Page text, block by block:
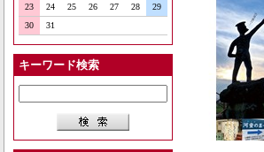
23
24 25 26 27 28
29
30
31
キーワード検索